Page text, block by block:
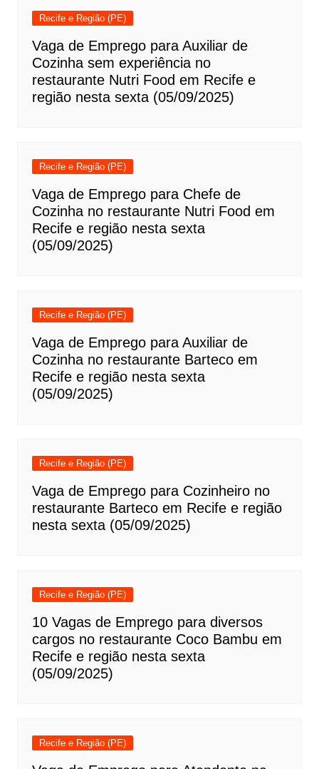
Recife e Região (PE)
Vaga de Emprego para Auxiliar de
Cozinha sem experiência no
restaurante Nutri Food em Recife e
região nesta sexta (05/09/2025)
Recife e Região (PE)
Vaga de Emprego para Chefe de
Cozinha no restaurante Nutri Food em
Recife e região nesta sexta
(05/09/2025)
Recife e Região (PE)
Vaga de Emprego para Auxiliar de
Cozinha no restaurante Barteco em
Recife e região nesta sexta
(05/09/2025)
Recife e Região (PE)
Vaga de Emprego para Cozinheiro no
restaurante Barteco em Recife e região
nesta sexta (05/09/2025)
Recife e Região (PE)
10 Vagas de Emprego para diversos
cargos no restaurante Coco Bambu em
Recife e região nesta sexta
(05/09/2025)
Recife e Região (PE)